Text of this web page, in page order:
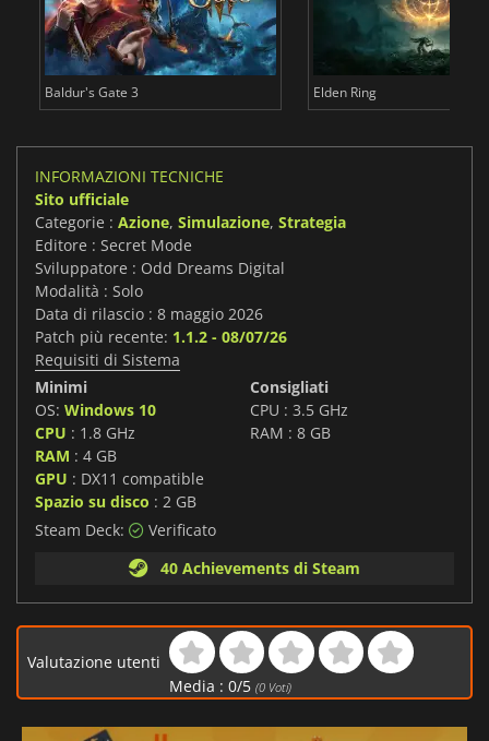
Baldur's Gate 3 Elden Ring
INFORMAZIONI TECNICHE
Sito ufficiale
Categorie : Azione, Simulazione, Strategia
Editore : Secret Mode
Sviluppatore : Odd Dreams Digital
Modalità : Solo
Data di rilascio : 8 maggio 2026
Patch più recente: 1.1.2 - 08/07/26
Requisiti di Sistema
Minimi
OS: Windows 10
CPU : 1.8 GHz
RAM : 4 GB
GPU : DX11 compatible
Spazio su disco : 2 GB
Consigliati
CPU : 3.5 GHz
RAM : 8 GB
Steam Deck:
Verificato
40 Achievements di Steam
Valutazione utenti
Media : 0/5 (0Voti)